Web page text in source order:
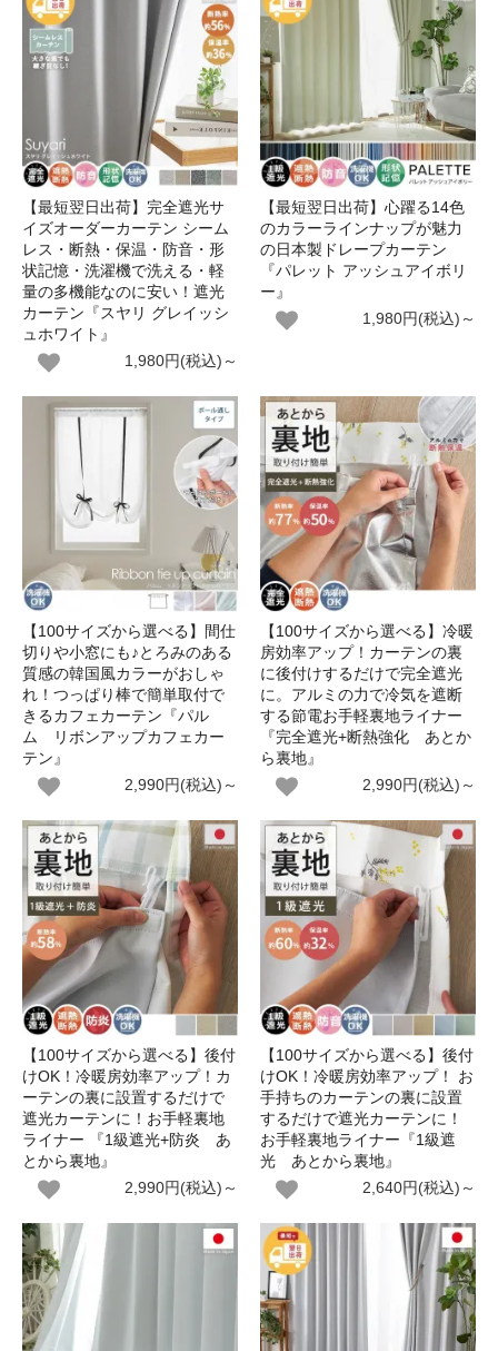
【最短翌日出荷】完全遮光サ
イズオーダーカーテン シーム
レス・断熱・保温・防音・形
状記憶・洗濯機で洗える・軽
量の多機能なのに安い！遮光
カーテン『スヤリ グレイッシ
ュホワイト』
1,980円(税込)～
【最短翌日出荷】心躍る14色
のカラーラインナップが魅力
の日本製ドレープカーテン
『パレット アッシュアイボリ
ー』
1,980円(税込)～
【100サイズから選べる】間仕
切りや小窓にも♪とろみのある
質感の韓国風カラーがおしゃ
れ！つっぱり棒で簡単取付で
きるカフェカーテン『パル
ム リボンアップカフェカー
テン』
2,990円(税込)～
【100サイズから選べる】冷暖
房効率アップ！カーテンの裏
に後付けするだけで完全遮光
に。アルミの力で冷気を遮断
する節電お手軽裏地ライナー
『完全遮光+断熱強化 あとか
ら裏地』
2,990円(税込)～
【100サイズから選べる】後付
けOK！冷暖房効率アップ！カ
ーテンの裏に設置するだけで
遮光カーテンに！お手軽裏地
ライナー 『1級遮光+防炎 あ
とから裏地』
2,990円(税込)～
【100サイズから選べる】後付
けOK！冷暖房効率アップ！ お
手持ちのカーテンの裏に設置
するだけで遮光カーテンに！
お手軽裏地ライナー『1級遮
光 あとから裏地』
2,640円(税込)～